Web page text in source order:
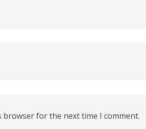
browser for the next time I comment.